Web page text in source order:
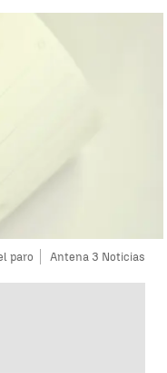
paro Antena 3 Noticias